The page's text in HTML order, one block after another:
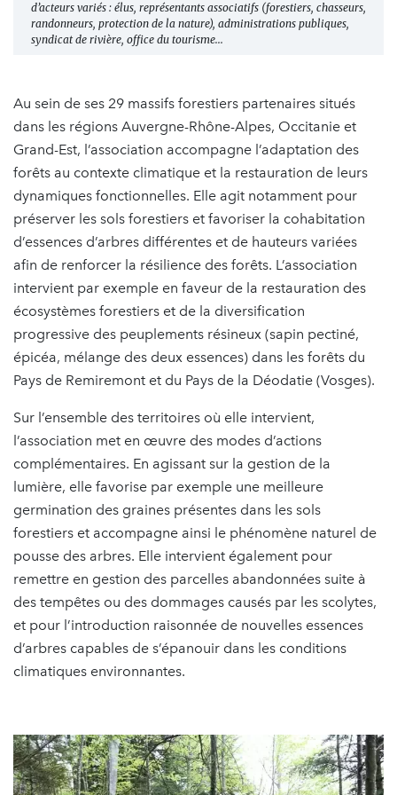
d’acteurs variés : élus, représentants associatifs (forestiers, chasseurs,
randonneurs, protection de la nature), administrations publiques,
syndicat de rivière, office du tourisme...
Au sein de ses 29 massifs forestiers partenaires situés
dans les régions Auvergne-Rhône-Alpes, Occitanie et
Grand-Est, l’association accompagne l’adaptation des
forêts au contexte climatique et la restauration de leurs
dynamiques fonctionnelles. Elle agit notamment pour
préserver les sols forestiers et favoriser la cohabitation
d’essences d’arbres différentes et de hauteurs variées
afin de renforcer la résilience des forêts. L’association
intervient par exemple en faveur de la restauration des
écosystèmes forestiers et de la diversification
progressive des peuplements résineux (sapin pectiné,
épicéa, mélange des deux essences) dans les forêts du
Pays de Remiremont et du Pays de la Déodatie (Vosges).
Sur l’ensemble des territoires où elle intervient,
l’association met en œuvre des modes d’actions
complémentaires. En agissant sur la gestion de la
lumière, elle favorise par exemple une meilleure
germination des graines présentes dans les sols
forestiers et accompagne ainsi le phénomène naturel de
pousse des arbres. Elle intervient également pour
remettre en gestion des parcelles abandonnées suite à
des tempêtes ou des dommages causés par les scolytes,
et pour l’introduction raisonnée de nouvelles essences
d’arbres capables de s’épanouir dans les conditions
climatiques environnantes.